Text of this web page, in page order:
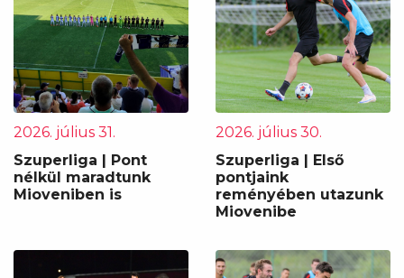
2026. július 31.
Szuperliga | Pont
nélkül maradtunk
Mioveniben is
2026. július 30.
Szuperliga | Első
pontjaink
reményében utazunk
Miovenibe